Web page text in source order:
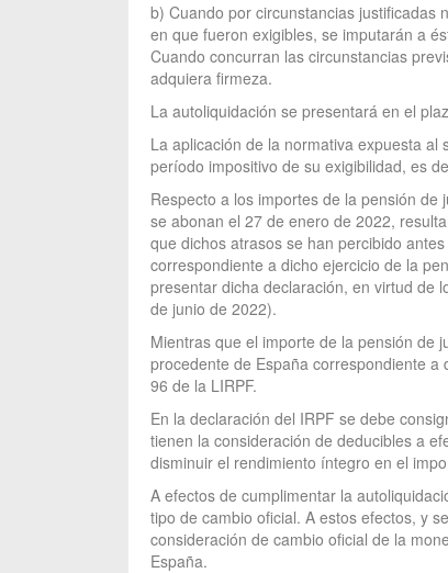
b) Cuando por circunstancias justificadas
en que fueron exigibles, se imputarán a
Cuando concurran las circunstancias
adquiera firmeza.
La autoliquidación se presentará en el
La aplicación de la normativa expuesta
período impositivo de su exigibilidad, es
Respecto a los importes de la pensión
se abonan el 27 de enero de 2022,
que dichos atrasos se han percibido
correspondiente a dicho ejercicio de la
presentar dicha declaración, en virtud de
de junio de 2022).
Mientras que el importe de la pensión de
procedente de España correspondiente
96 de la LIRPF.
En la declaración del IRPF se debe
tienen la consideración de deducibles a
disminuir el rendimiento íntegro en el
A efectos de cumplimentar la
tipo de cambio oficial. A estos efectos, y
consideración de cambio oficial de la
España.